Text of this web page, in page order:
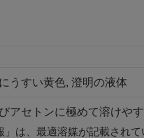
うすい黄色, 澄明の液体
アセトンに極めて溶けや
」は、最適溶媒が記載され